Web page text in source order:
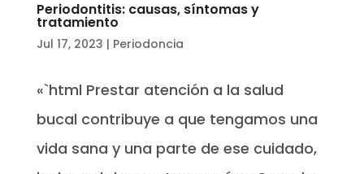
Periodontitis: causas, síntomas y
tratamiento
Jul 17, 2023 | Periodoncia
«`html Prestar atención a la salud
bucal contribuye a que tengamos una
vida sana y una parte de ese cuidado,